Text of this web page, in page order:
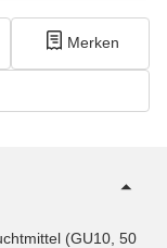
Merken
(GU10, 50